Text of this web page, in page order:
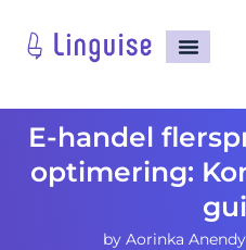
E-handel
optimering:
by Aorinka